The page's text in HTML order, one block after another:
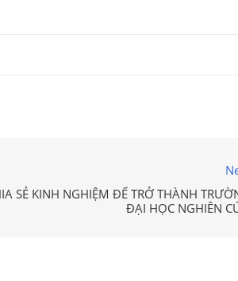
SẺ KINH NGHIỆM ĐỂ TRỞ THÀNH
ĐẠI HỌC NGHIÊN